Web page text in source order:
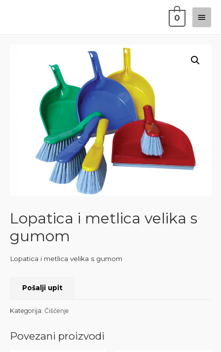
0
Lopatica i metlica velika s
gumom
Lopatica i metlica velika s gumom
Pošalji upit
Kategorija: Čiščenje
Povezani proizvodi